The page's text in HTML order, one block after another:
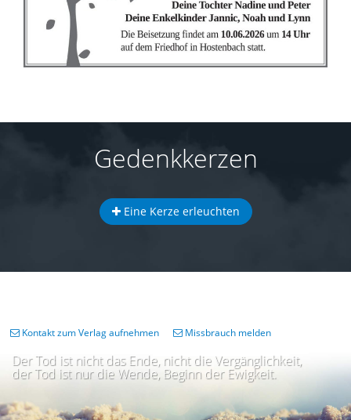
Gedenkkerzen
Eine Kerze erleuchten
Der Tod ist nicht das Ende, nicht die Vergänglichkeit,
der Tod ist nur die Wende, Beginn der Ewigkeit.
Kontakt zum Verlag aufnehmen Missbrauch melden